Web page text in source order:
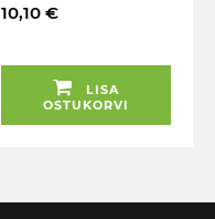
10,10 €
LISA
OSTUKORVI